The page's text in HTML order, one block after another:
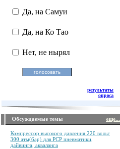
Да, на Самуи
Да, на Ко Тао
Нет, не нырял
результаты
опроса
Обсуждаемые темы еще...
Компрессор высокого давления 220 вольт
300 атм(бар) для PCP пневматики,
дайвинга, акваланга